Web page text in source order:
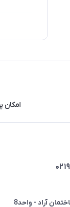
امکان
آراد - واحد8